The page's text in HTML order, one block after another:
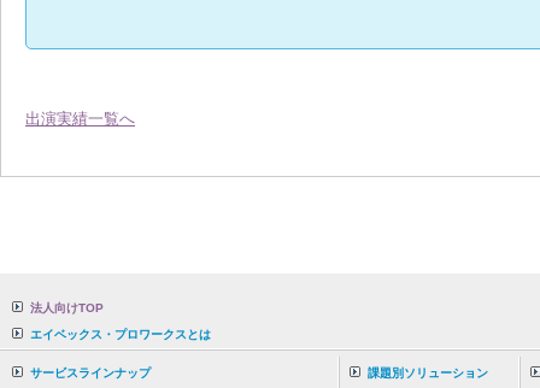
出演実績一覧へ
法人向けTOP
エイベックス・プロワークスとは
サービスラインナップ
課題別ソリューション